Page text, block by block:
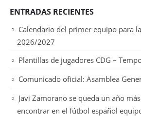
ENTRADAS RECIENTES
Calendario del primer equipo para
2026/2027
Plantillas de jugadores CDG –
Comunicado oficial: Asamblea
Javi Zamorano se queda un año
encontrar en el fútbol español